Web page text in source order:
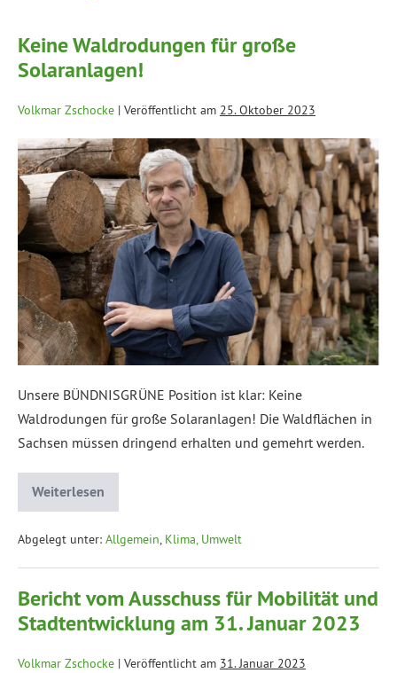
Keine Waldrodungen für große
Solaranlagen!
Volkmar Zschocke | Veröffentlicht am 25. Oktober 2023
Unsere BÜNDNISGRÜNE Position ist klar: Keine
Waldrodungen für große Solaranlagen! Die Waldflächen in
Sachsen müssen dringend erhalten und gemehrt werden.
Weiterlesen
Abgelegt unter: Allgemein, Klima, Umwelt
Bericht vom Ausschuss für Mobilität und
Stadtentwicklung am 31. Januar 2023
Volkmar Zschocke | Veröffentlicht am 31. Januar 2023